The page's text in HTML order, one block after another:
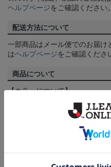
ヘルプページをご確認ください。
配送方法について
一部商品はメール便でのお届け
はヘルプページをご確認くださ
商品について
【カラーについて】
のメーカー・機種・画面設定
て見える場合がございます。あ